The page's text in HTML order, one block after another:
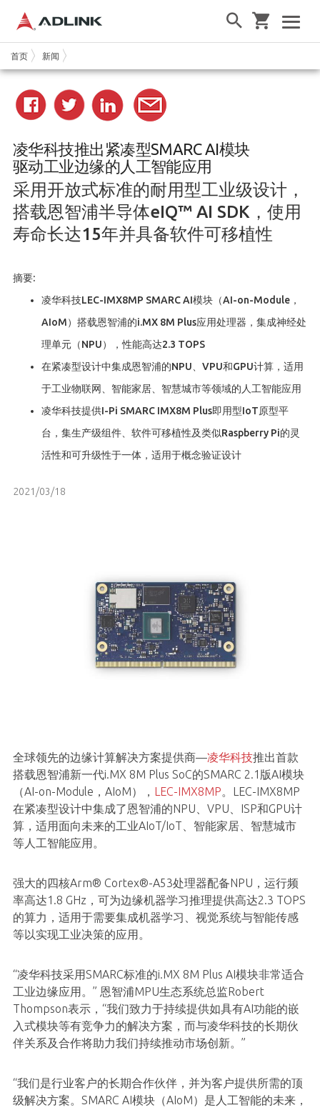
首页 新闻
凌华科技推出紧凑型SMARC AI模块
驱动工业边缘的人工智能应用
采用开放式标准的耐用型工业级设计，
搭载恩智浦半导体eIQ™ AI SDK，使用
寿命长达15年并具备软件可移植性
摘要:
凌华科技LEC-IMX8MP SMARC AI模块（AI-on-Module，
AIoM）搭载恩智浦的i.MX 8M Plus应用处理器，集成神经处
理单元（NPU），性能高达2.3 TOPS
在紧凑型设计中集成恩智浦的NPU、VPU和GPU计算，适用
于工业物联网、智能家居、智慧城市等领域的人工智能应用
凌华科技提供I-Pi SMARC IMX8M Plus即用型IoT原型平
台，集生产级组件、软件可移植性及类似Raspberry Pi的灵
活性和可升级性于一体，适用于概念验证设计
2021/03/18
全球领先的边缘计算解决方案提供商—凌华科技推出首款
搭载恩智浦新一代i.MX 8M Plus SoC的SMARC 2.1版AI模块
（AI-on-Module，AIoM）， LEC-IMX8MP。LEC-IMX8MP
在紧凑型设计中集成了恩智浦的NPU、VPU、ISP和GPU计
算，适用面向未来的工业AIoT/IoT、智能家居、智慧城市
等人工智能应用。
强大的四核Arm® Cortex®-A53处理器配备NPU，运行频
率高达1.8 GHz，可为边缘机器学习推理提供高达2.3 TOPS
的算力，适用于需要集成机器学习、视觉系统与智能传感
等以实现工业决策的应用。
“凌华科技采用SMARC标准的i.MX 8M Plus AI模块非常适合
工业边缘应用。” 恩智浦MPU生态系统总监Robert
Thompson表示，“我们致力于持续提供如具有AI功能的嵌
入式模块等有竞争力的解决方案，而与凌华科技的长期伙
伴关系及合作将助力我们持续推动市场创新。”
“我们是行业客户的长期合作伙伴，并为客户提供所需的顶
级解决方案。SMARC AI模块（AIoM）是人工智能的未来，